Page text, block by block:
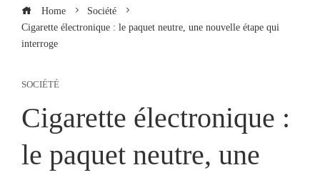
Home
Société
Cigarette électronique : le paquet neutre, une nouvelle étape qui
interroge
SOCIÉTÉ
Cigarette électronique :
le paquet neutre, une